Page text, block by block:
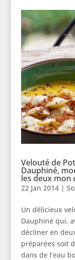
Velouté de
Dauphiné,
les deux
22 Jan 2014|
Un délicieux
Dauphiné qui,
décliner en
préparées soit
dans de l’eau